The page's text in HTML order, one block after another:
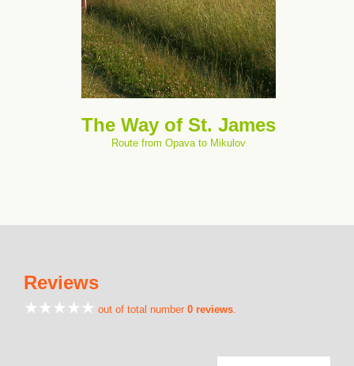
The Way of St. James
Route from Opava to Mikulov
Reviews
out of total number 0 reviews.